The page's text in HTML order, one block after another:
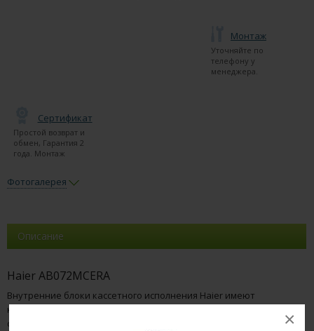
×
Монтаж
Уточняйте по
телефону у
менеджера.
Сертификат
Простой возврат и
обмен, Гарантия 2
года. Монтаж
Фотогалерея
Описание
Haier AB072MCERA
Внутренние блоки кассетного исполнения Haier имеют
компактные размеры, отличный дизайн, высокий уровень
стандартной комплектации. Они специально спроектированы